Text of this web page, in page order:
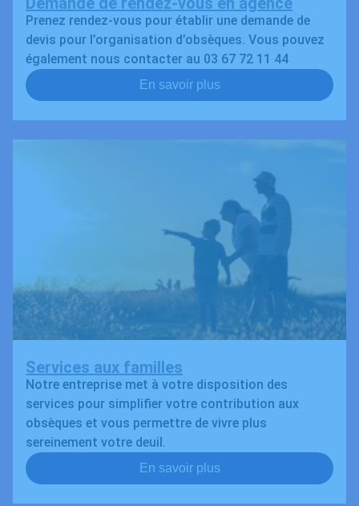
Prenez rendez-vous pour établir une demande de
devis pour l’organisation d’obsèques. Vous pouvez
également nous contacter au 03 67 72 11 44
En savoir plus
Services aux familles
Notre entreprise met à votre disposition des
services pour simplifier votre contribution aux
obsèques et vous permettre de vivre plus
sereinement votre deuil.
En savoir plus